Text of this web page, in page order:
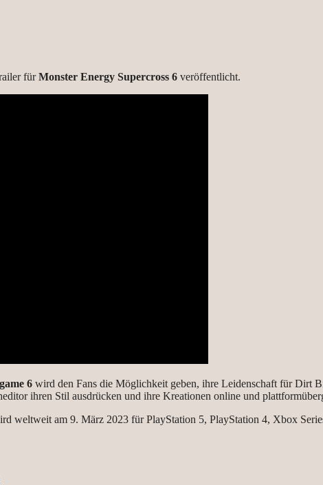
fürMonster Energy Supercross 6 veröffentlicht.
6 wird den Fans die Möglichkeit geben, ihre Leidenschaft für Dirt
ihren Stil ausdrücken und ihre Kreationen online und
weltweit am 9. März 2023 für PlayStation 5, PlayStation 4, Xbox